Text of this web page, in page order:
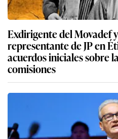
Exdirigente del Movadef
representante de JP en
acuerdos iniciales sobre
comisiones